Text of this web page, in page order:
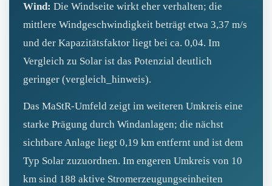
Wind: Die Windseite wirkt eher verhalten; die
mittlere Windgeschwindigkeit beträgt etwa 3,37 m/s
und der Kapazitätsfaktor liegt bei ca. 0,04. Im
Vergleich zu Solar ist das Potenzial deutlich
geringer (vergleich_hinweis).
Das MaStR-Umfeld zeigt im weiteren Umkreis eine
starke Prägung durch Windanlagen; die nächst
sichtbare Anlage liegt 0,19 km entfernt und ist dem
Typ Solar zuzuordnen. Im engeren Umkreis von 10
km sind 188 aktive Stromerzeugungseinheiten